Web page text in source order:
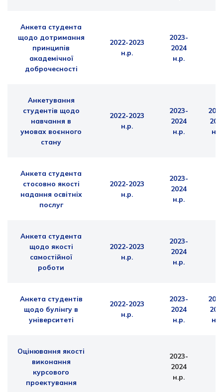
Анкета студента
щодо дотримання
принципів
академічної
доброчесності
2022-2023
н.р.
2023-
2024
н.р.
Анкетування
студентів щодо
навчання в
умовах воєнного
стану
2022-2023
н.р.
2023-
2024
н.р.
н.р.
Анкета студента
стосовно якості
надання освітніх
послуг
2022-2023
н.р.
2023-
2024
н.р.
Анкета студента
щодо якості
самостійної
роботи
2022-2023
н.р.
2023-
2024
н.р.
Анкета студентів
щодо булінгу в
університеті
2022-2023
н.р.
2023-
2024
н.р.
н.р.
Оцінювання якості
виконання
курсового
проектування
2023-
2024
н.р.